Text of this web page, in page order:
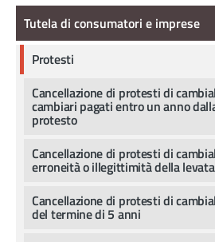
Tutela di consumatori e
Tutela di consumatori e imprese
Protesti
Cancellazione di protesti di
cambiari pagati entro un anno
protesto
Cancellazione di protesti di
erroneità o illegittimità della
Cancellazione di protesti di
del termine di 5 anni